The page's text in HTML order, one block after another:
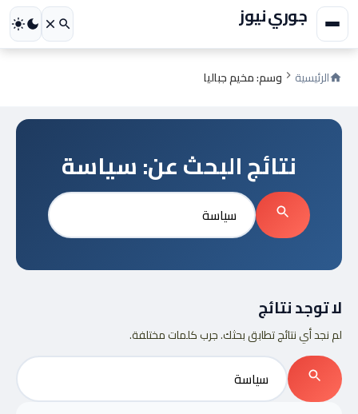
جوري نيوز
الرئيسية وسم: مخيم جباليا
نتائج البحث عن:سياسة
بحث
عن:
بحث
لا توجد نتائج
لم نجد أي نتائج تطابق بحثك. جرب كلمات مختلفة.
بحث